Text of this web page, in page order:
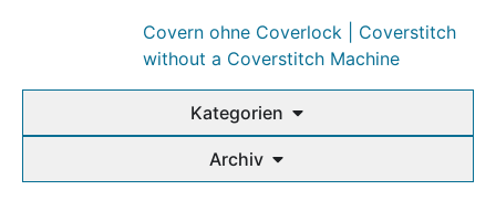
Covern ohne Coverlock | Coverstitch
without a Coverstitch Machine
Kategorien
Archiv